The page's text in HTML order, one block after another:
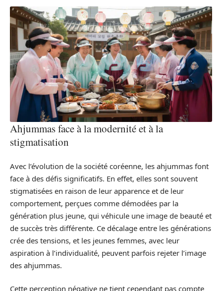
Ahjummas face à la modernité et à la
stigmatisation
Avec l’évolution de la société coréenne, les ahjummas font
face à des défis significatifs. En effet, elles sont souvent
stigmatisées en raison de leur apparence et de leur
comportement, perçues comme démodées par la
génération plus jeune, qui véhicule une image de beauté et
de succès très différente. Ce décalage entre les générations
crée des tensions, et les jeunes femmes, avec leur
aspiration à l’individualité, peuvent parfois rejeter l’image
des ahjummas.
Cette perception négative ne tient cependant pas compte